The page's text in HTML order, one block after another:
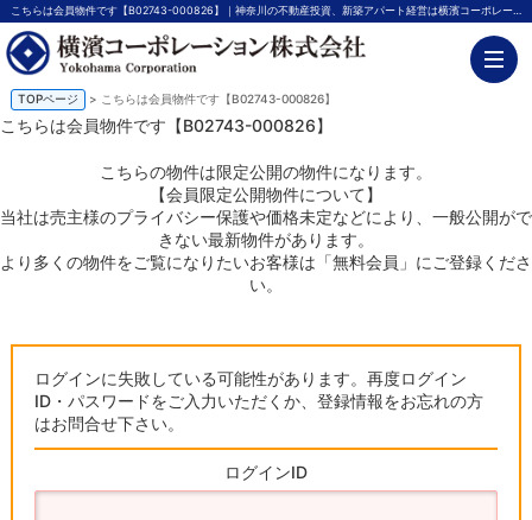
こちらは会員物件です【B02743-000826】｜神奈川の不動産投資、新築アパート経営は横濱コーポレーション
TOPページ > こちらは会員物件です【B02743-000826】
こちらは会員物件です【B02743-000826】
こちらの物件は限定公開の物件になります。
【会員限定公開物件について】
当社は売主様のプライバシー保護や価格未定などにより、一般公開がで
きない最新物件があります。
より多くの物件をご覧になりたいお客様は「無料会員」にご登録くださ
い。
ログインに失敗している可能性があります。再度ログイン
ID・パスワードをご入力いただくか、登録情報をお忘れの方
はお問合せ下さい。
ログインID